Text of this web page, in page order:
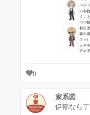
0
家系図
伊部なら丁